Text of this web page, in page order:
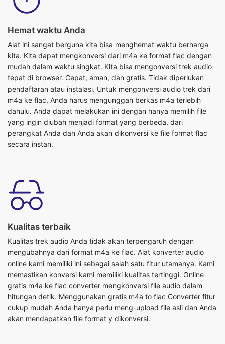
Hemat waktu Anda
Alat ini sangat berguna kita bisa menghemat waktu berharga
kita. Kita dapat mengkonversi dari m4a ke format flac dengan
mudah dalam waktu singkat. Kita bisa mengonversi trek audio
tepat di browser. Cepat, aman, dan gratis. Tidak diperlukan
pendaftaran atau instalasi. Untuk mengonversi audio trek dari
m4a ke flac, Anda harus mengunggah berkas m4a terlebih
dahulu. Anda dapat melakukan ini dengan hanya memilih file
yang ingin diubah menjadi format yang berbeda, dari
perangkat Anda dan Anda akan dikonversi ke file format flac
secara instan.
Kualitas terbaik
Kualitas trek audio Anda tidak akan terpengaruh dengan
mengubahnya dari format m4a ke flac. Alat konverter audio
online kami memiliki ini sebagai salah satu fitur utamanya. Kami
memastikan konversi kami memiliki kualitas tertinggi. Online
gratis m4a ke flac converter mengkonversi file audio dalam
hitungan detik. Menggunakan gratis m4a to flac Converter fitur
cukup mudah Anda hanya perlu meng-upload file asli dan Anda
akan mendapatkan file format y dikonversi.